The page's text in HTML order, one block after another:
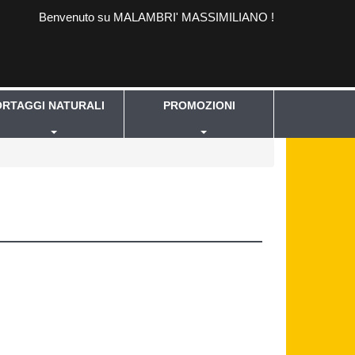
Benvenuto su MALAMBRI' MASSIMILIANO !
NATURALI PROMOZIONI